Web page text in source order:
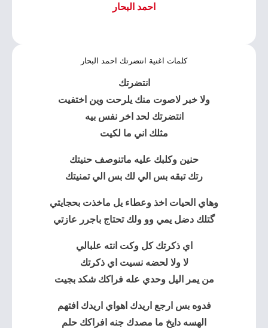
احمد البحار
كلمات اغنية انتضرتك احمد البحار
انتضرتك
ولا خبر لاصوت منك يلرحت وين اختفيت
انتضرتك لحد اخر نفس بيه
مثلك اني ما لكيت
حنين وكلبك عليه ماتنوصف حنيتك
رتك تبقه بس الي لك بس الي تمنيتك
وهاي الحيات اخذ وعطاء يل ماخذت بحجايتي
گتلك دضل يمي وو ولك تحتاج باجرر عازتي
اي ذكرتك كل وكت انته علبالي
لا ولا لحضه نسيت اي ذكرتك
من يمر اليل وحدي عله فراكك شكد بجيت
فدوه بس ارجع اريدك اهواي اريدك افتهم
الهسه دايخ ما مصدك جنه افراكك حلم